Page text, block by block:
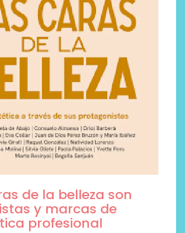
de la belleza son
y marcas de
profesional